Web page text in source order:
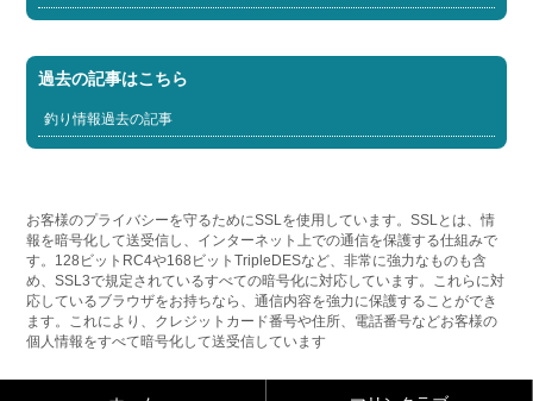
過去の記事はこちら
釣り情報過去の記事
お客様のプライバシーを守るためにSSLを使用しています。SSLとは、情
報を暗号化して送受信し、インターネット上での通信を保護する仕組みで
す。128ビットRC4や168ビットTripleDESなど、非常に強力なものも含
め、SSL3で規定されているすべての暗号化に対応しています。これらに対
応しているブラウザをお持ちなら、通信内容を強力に保護することができ
ます。これにより、クレジットカード番号や住所、電話番号などお客様の
個人情報をすべて暗号化して送受信しています